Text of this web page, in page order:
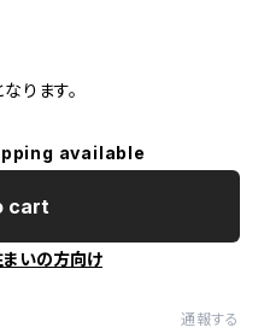
ります。
available
cart
いの方向け
通報する